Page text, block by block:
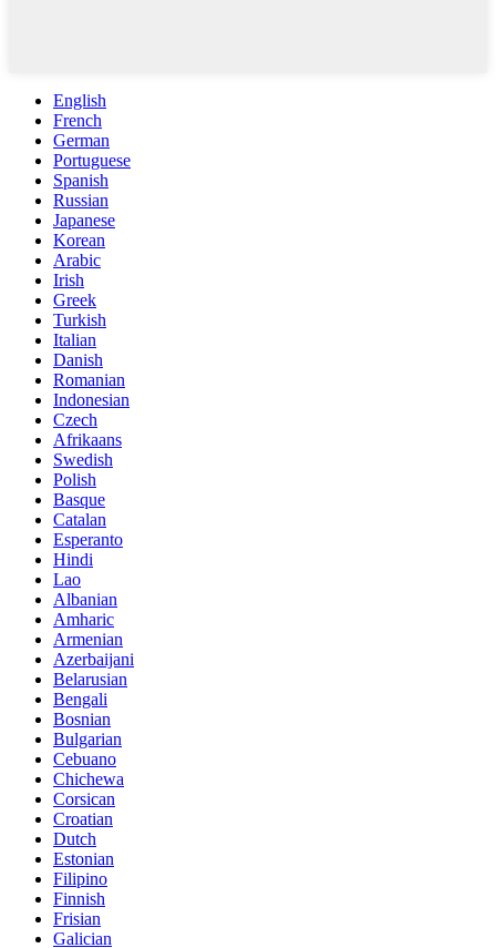
English
French
German
Portuguese
Spanish
Russian
Japanese
Korean
Arabic
Irish
Greek
Turkish
Italian
Danish
Romanian
Indonesian
Czech
Afrikaans
Swedish
Polish
Basque
Catalan
Esperanto
Hindi
Lao
Albanian
Amharic
Armenian
Azerbaijani
Belarusian
Bengali
Bosnian
Bulgarian
Cebuano
Chichewa
Corsican
Croatian
Dutch
Estonian
Filipino
Finnish
Frisian
Galician